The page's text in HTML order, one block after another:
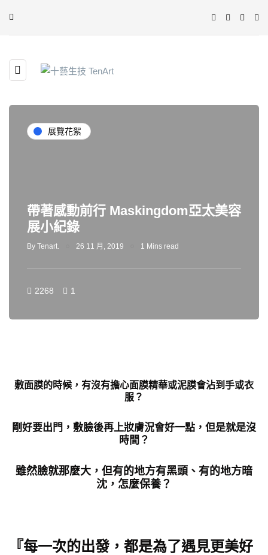
展覽花絮
帶著感動前行 Maskingdom亞太美容
展小紀錄
By Tenart. 26 11 月, 2019 1 Mins read
2268 1
敷面膜的時候，有沒有擔心面膜精華或泥膜會沾到手或衣
服？
剛好要出門，敷臉後再上妝膚況會好一點，但是就是沒
時間？
雖然臉就那麼大，但有的地方有黑頭、有的地方暗
沈，怎麼保養？
『每一次的出發，都是為了遇見更美好